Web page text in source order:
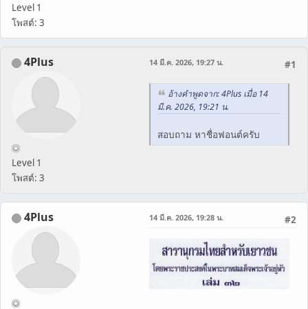
Level 1
โพสต์: 3
4Plus
Level 1
โพสต์: 3
#1
14 มี.ค. 2026, 19:27 น.
อ้างคำพูดจาก: 4Plus เมื่อ 14
มี.ค. 2026, 19:21 น.
สอบถาม หาชื่อฟอนต์ครับ
4Plus #2
14 มี.ค. 2026, 19:28 น.